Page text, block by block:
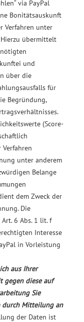
via PayPal
Bonitätsauskunft
Verfahren unter
übermittelt
und
über die
für
Begründung,
(Score-
unter anderem
Belange
dem Zweck der
Die
6 Abs. 1 lit. f
Interesse
in Vorleistung
aus Ihrer
gegen diese auf
Sie
durch Mitteilung an
der Daten ist